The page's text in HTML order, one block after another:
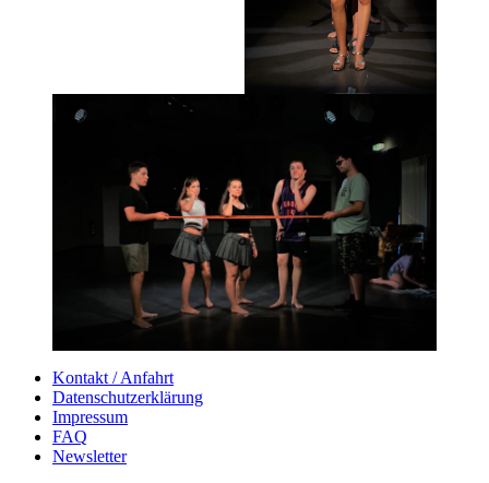
Kontakt / Anfahrt
Datenschutzerklärung
Impressum
FAQ
Newsletter